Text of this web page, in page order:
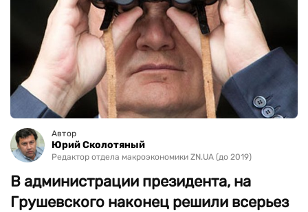
Автор
Юрий Сколотяный
Редактор отдела макроэкономики ZN.UA (до 2019)
В администрации президента, на
Грушевского наконец решили всерьез